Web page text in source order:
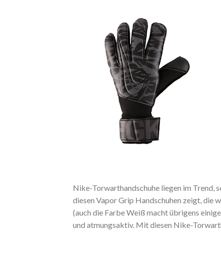
Nike-Torwarthandschuhe liegen im Trend,
diesen Vapor Grip Handschuhen zeigt, die
(auch die Farbe Weiß macht übrigens
und atmungsaktiv. Mit diesen Nike-